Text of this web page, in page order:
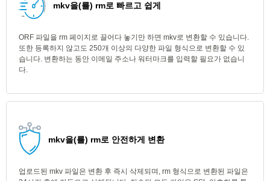
mkv을(를) rm로 빠르고 쉽게
ORF 파일을 rm 페이지로 끌어다 놓기만 하면 mkv로 변환할 수 있습니다.
또한 등록하지 않고도 250개 이상의 다양한 파일 형식으로 변환할 수 있
습니다. 변환하는 동안 이메일 주소나 워터마크를 입력할 필요가 없습니
다.
mkv을(를) rm로 안전하게 변환
업로드된 mkv 파일은 변환 후 즉시 삭제되며, rm 형식으로 변환된 파일은